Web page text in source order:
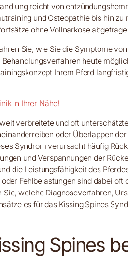
reicht von
und Osteopathie bis hin
ohne Vollnarkose
Sie, wie Sie die Symptome
heute
Ihrem Pferd
in Ihrer Nähe!
verbreitete und oft
oder Überlappen
Syndrom verursacht häufig
und Verspannungen der
die Leistungsfähigkeit des
Fehlbelastungen sind dabei oft
Sie, welche Diagnoseverfahren,
es für das Kissing Spines
Spines